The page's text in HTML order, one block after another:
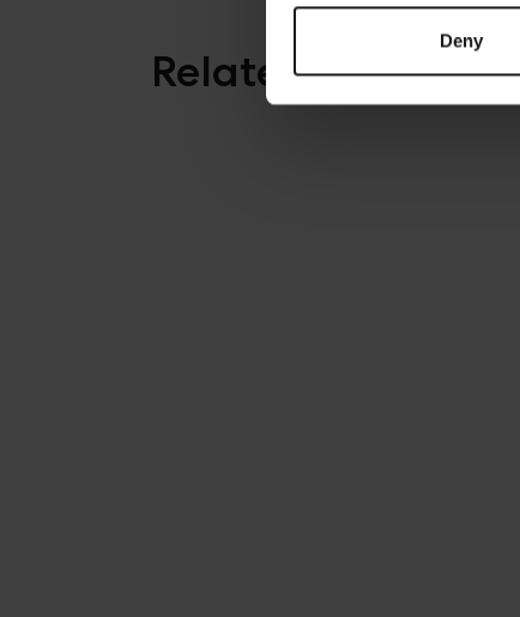
Deny
Related posts